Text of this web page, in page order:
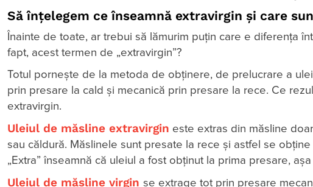
Să înțelegem ce înseamnă extravirgin și care
Înainte de toate, ar trebui să lămurim puțin care e diferența
fapt, acest termen de „extravirgin”?
Totul pornește de la metoda de obținere, de prelucrare a
prin presare la cald și mecanică prin presare la rece. Ce
extravirgin.
Uleiul de măsline extravirgin este extras din măsline
sau căldură. Măslinele sunt presate la rece și astfel se
„Extra” înseamnă că uleiul a fost obținut la prima presare,
Uleiul de măsline virgin se extrage tot prin presare